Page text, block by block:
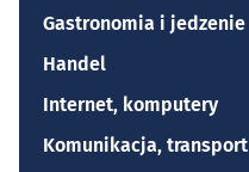
Gastronomia i jedzenie
Handel
Internet, komputery
Komunikacja, transport